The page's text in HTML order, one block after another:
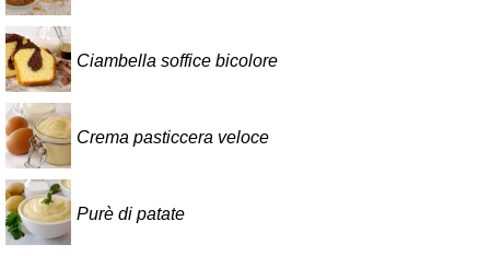
Ciambella soffice bicolore
Crema pasticcera veloce
Purè di patate